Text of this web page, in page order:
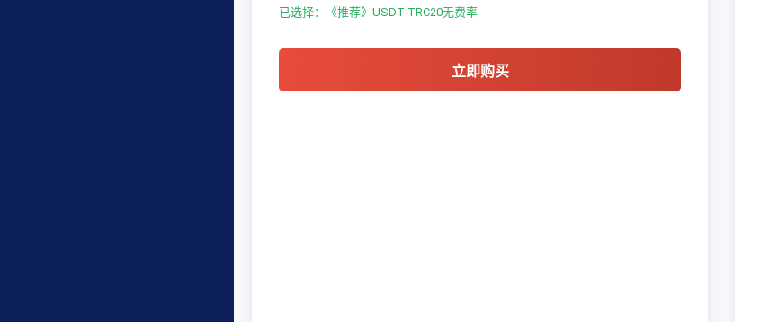
已选择：《推荐》USDT-TRC20无费率
立即购买